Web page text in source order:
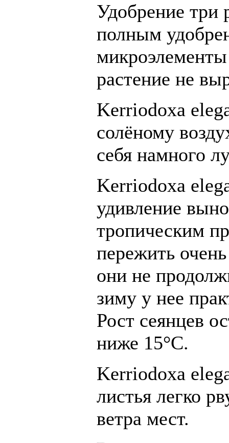
Удобрение три
полным
растение не
Kerriodoxa
солёному
себя намного
Kerriodoxa
удивление
тропическим
пережить
они не
зиму у нее
Рост сеянцев
ниже 15°C.
Kerriodoxa
листья легко
ветра мест.